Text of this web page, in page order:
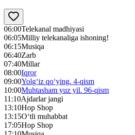
06:00Telekanal madhiyasi
06:05Milliy telekanaliga ishoning!
06:15Musiqa
06:40Zarb
07:40Millar
08:00Iqror
09:00Yolg‘iz qo‘ying. 4-qism
10:00Muhtasham yuz yil. 96-qism
11:10Ajdarlar jangi
13:10Hop Shop
13:15O‘tli muhabbat
17:05Hop Shop